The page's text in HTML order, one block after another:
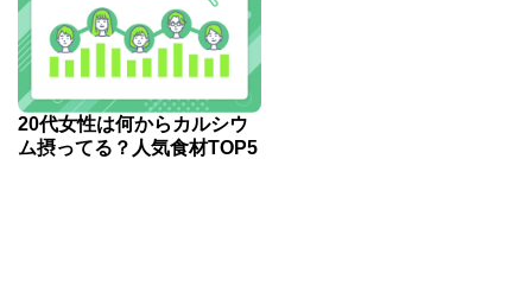
20代女性は何からカルシウ
ム摂ってる？人気食材TOP5